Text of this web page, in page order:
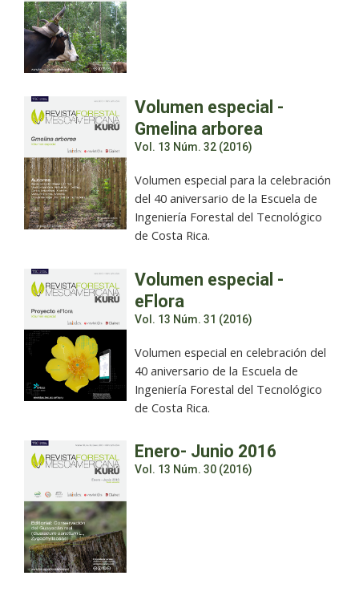
Volumen especial -
Gmelina arborea
Vol. 13 Núm. 32 (2016)
Volumen especial para la celebración
del 40 aniversario de la Escuela de
Ingeniería Forestal del Tecnológico
de Costa Rica.
Volumen especial -
eFlora
Vol. 13 Núm. 31 (2016)
Volumen especial en celebración del
40 aniversario de la Escuela de
Ingeniería Forestal del Tecnológico
de Costa Rica.
Enero- Junio 2016
Vol. 13 Núm. 30 (2016)